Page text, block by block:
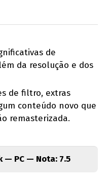
de
da resolução e dos
de filtro, extras
conteúdo novo que
remasterizada.
— PC — Nota: 7.5